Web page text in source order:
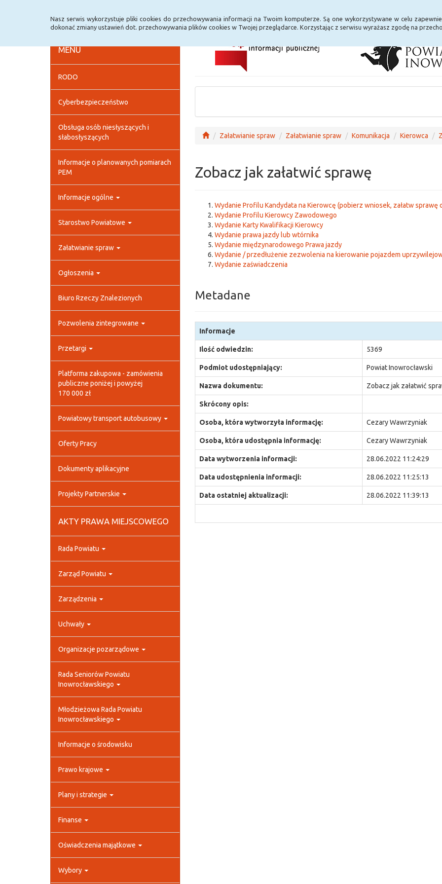
Nasz serwis wykorzystuje pliki cookies do przechowywania informacji na Twoim komputerze. Są one wykorzystywane w celu
dokonać zmiany ustawień dot. przechowywania plików cookies w Twojej przeglądarce. Korzystając z serwisu wyrażasz zgodę na
MENU
RODO
Cyberbezpieczeństwo
Obsługa osób niesłyszących i
słabosłyszących
Informacje o planowanych pomiarach
PEM
Informacje ogólne
Starostwo Powiatowe
Załatwianie spraw
Ogłoszenia
Biuro Rzeczy Znalezionych
Pozwolenia zintegrowane
Przetargi
Platforma zakupowa - zamówienia
publiczne poniżej i powyżej
170 000 zł
Powiatowy transport autobusowy
Oferty Pracy
Dokumenty aplikacyjne
Projekty Partnerskie
AKTY PRAWA MIEJSCOWEGO
Rada Powiatu
Zarząd Powiatu
Zarządzenia
Uchwały
Organizacje pozarządowe
Rada Seniorów Powiatu
Inowrocławskiego
Młodzieżowa Rada Powiatu
Inowrocławskiego
Informacje o środowisku
Prawo krajowe
Plany i strategie
Finanse
Oświadczenia majątkowe
Wybory
Załatwianie spraw Załatwianie spraw Komunikacja Kierowca
Zobacz jak załatwić sprawę
Wydanie Profilu Kandydata na Kierowcę (pobierz wniosek, załatw sprawę
Wydanie Profilu Kierowcy Zawodowego
Wydanie Karty Kwalifikacji Kierowcy
Wydanie prawa jazdy lub wtórnika
Wydanie międzynarodowego Prawa jazdy
Wydanie / przedłużenie zezwolenia na kierowanie pojazdem
Wydanie zaświadczenia
Metadane
Informacje
Ilość odwiedzin: 5369
Podmiot udostępniający: Powiat Inowrocławski
Nazwa dokumentu: Zobacz jak załatwić
Skrócony opis:
Osoba, która wytworzyła informację: Cezary Wawrzyniak
Osoba, która udostępnia informację: Cezary Wawrzyniak
Data wytworzenia informacji: 28.06.2022 11:24:29
Data udostępnienia informacji: 28.06.2022 11:25:13
Data ostatniej aktualizacji: 28.06.2022 11:39:13